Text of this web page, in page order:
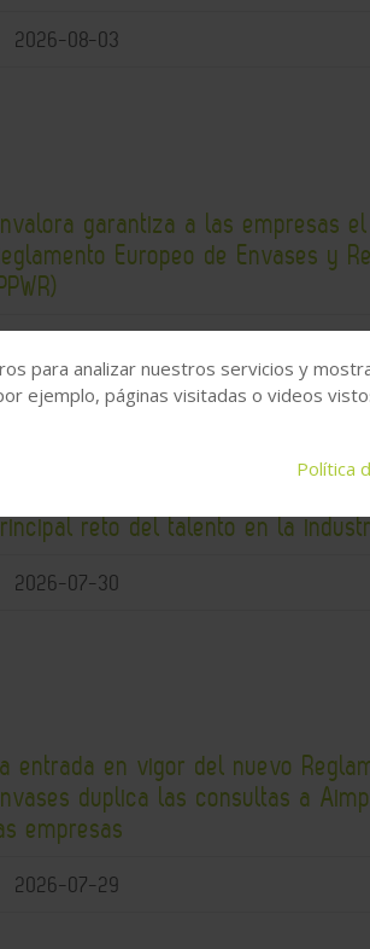
2026-08-03
garantiza a las empresas
Europeo de Envases y
reto del talento en la
2026-07-30
entrada en vigor del nuevo
duplica las consultas a
empresas
2026-07-29
para analizar nuestros servicios y
ejemplo, páginas visitadas o videos
Política